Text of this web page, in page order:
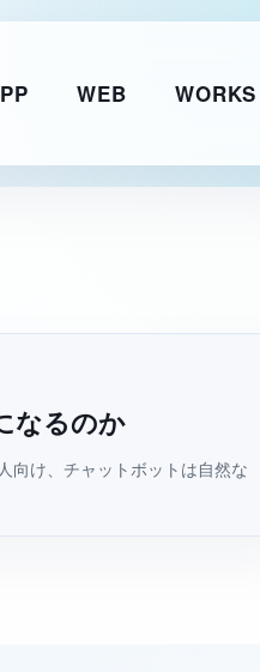
WEB WORKS
なるのか
向け、チャットボットは自然な
AI レイヤーワークス AIチャット